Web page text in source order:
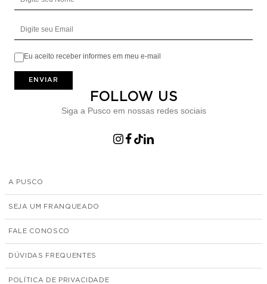
Eu aceito receber informes em meu e-mail
ENVIAR
FOLLOW US
Siga a Pusco em nossas redes sociais
A PUSCO
SEJA UM FRANQUEADO
FALE CONOSCO
DÚVIDAS FREQUENTES
POLÍTICA DE PRIVACIDADE